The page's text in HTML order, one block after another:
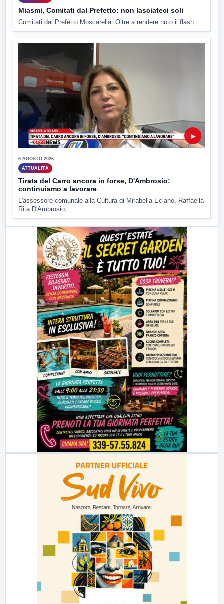
Miasmi, Comitati dal Prefetto: non lasciateci soli
Comitati dal Prefetto Moscarella. Oltre a rendere noto il flash...
▶
6 AGOSTO 2026
ATTUALITÀ
Tirata del Carro ancora in forse, D'Ambrosio:
continuiamo a lavorare
L'assessore comunale alla Cultura di Mirabella Eclano, Raffaella
Rita D'Ambrosio,...